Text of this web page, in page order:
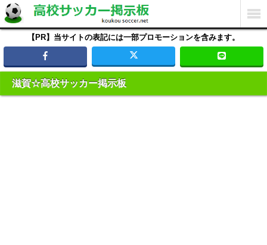
【PR】当サイトの表記には一部プロモーションを含みます。
滋賀☆高校サッカー掲示板